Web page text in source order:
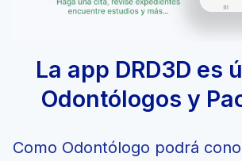
La app DRD3D es
Odontólogos y
Como Odontólogo podrá